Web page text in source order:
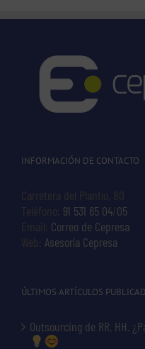
INFORMACIÓN DE CONTACTO
Carretera del Plantío, 80
Teléfono: 91 531 65 04 05
Email: Correo de Cepresa
Web: Asesoría Cepresa
ÚLTIMOS ARTÍCULOS
Outsourcing de RR. HH.